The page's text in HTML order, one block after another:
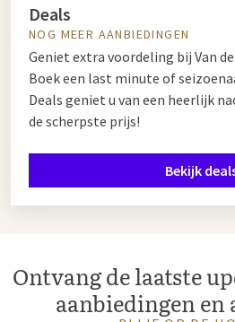
Deals
NOG MEER AANBIEDINGEN
Geniet extra voordeling bij Van
Boek een last minute of
Deals geniet u van een heerlijk
de scherpste prijs!
Bekijk
Ontvang de laatste
aanbiedingen